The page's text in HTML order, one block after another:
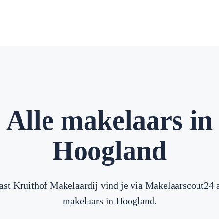
Alle makelaars in
Hoogland
Kruithof Makelaardij vind je via Makelaarscout24
makelaars in Hoogland.